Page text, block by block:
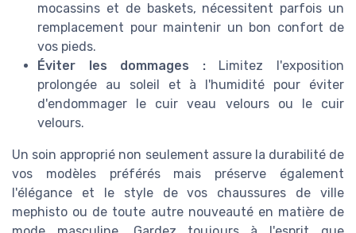
mocassins et de baskets, nécessitent parfois un
remplacement pour maintenir un bon confort de
vos pieds.
Éviter les dommages :Limitez l'exposition
prolongée au soleil et à l'humidité pour éviter
d'endommager le cuir veau velours ou le cuir
velours.
Un soin approprié non seulement assure la durabilité de
vos modèles préférés mais préserve également
l'élégance et le style de vos chaussures de ville
mephisto ou de toute autre nouveauté en matière de